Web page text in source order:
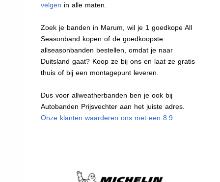
velgen in alle maten.
Zoek je banden in Marum, wil je 1 goedkope All
Seasonband kopen of de goedkoopste
allseasonbanden bestellen, omdat je naar
Duitsland gaat? Koop ze bij ons en laat ze gratis
thuis of bij een montagepunt leveren.
Dus voor allweatherbanden ben je ook bij
Autobanden Prijsvechter aan het juiste adres.
Onze klanten waarderen ons met een 8.9.